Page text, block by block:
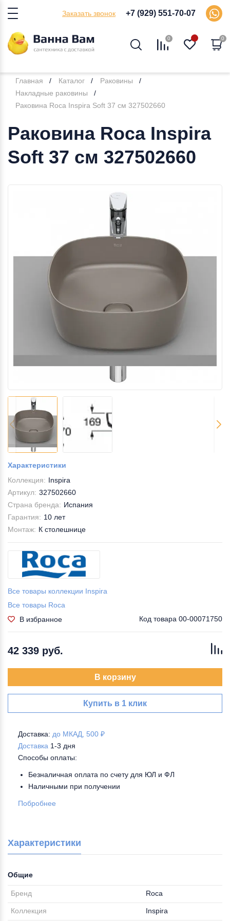
Заказать звонок +7 (929) 551-70-07
0 0
Главная Каталог
Раковины
Накладные раковины
Раковина Roca Inspira Soft 37 см 327502660
Раковина Roca Inspira
Soft 37 см 327502660
Характеристики
Коллекция: Inspira
Артикул: 327502660
Страна бренда: Испания
Гарантия: 10 лет
Монтаж: К столешнице
Все товары коллекции Inspira
Все товары Roca
В избранное
Код товара 00-00071750
42 339 руб.
В корзину
Купить в 1 клик
Доставка: до МКАД, 500 ₽
Доставка 1-3 дня
Способы оплаты:
Безналичная оплата по счету для ЮЛ и ФЛ
Наличными при получении
Побробнее
Характеристики
Общие
Бренд Roca
Коллекция Inspira